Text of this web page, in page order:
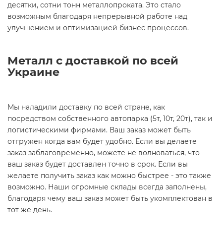
десятки, сотни тонн металлопроката. Это стало
возможным благодаря непрерывной работе над
улучшением и оптимизацией бизнес процессов.
Металл с доставкой по всей
Украине
Мы наладили доставку по всей стране, как
посредством собственного автопарка (5т, 10т, 20т), так и
логистическими фирмами. Ваш заказ может быть
отгружен когда вам будет удобно. Если вы делаете
заказ заблаговременно, можете не волноваться, что
ваш заказ будет доставлен точно в срок. Если вы
желаете получить заказ как можно быстрее - это также
возможно. Наши огромные склады всегда заполнены,
благодаря чему ваш заказ может быть укомплектован в
тот же день.